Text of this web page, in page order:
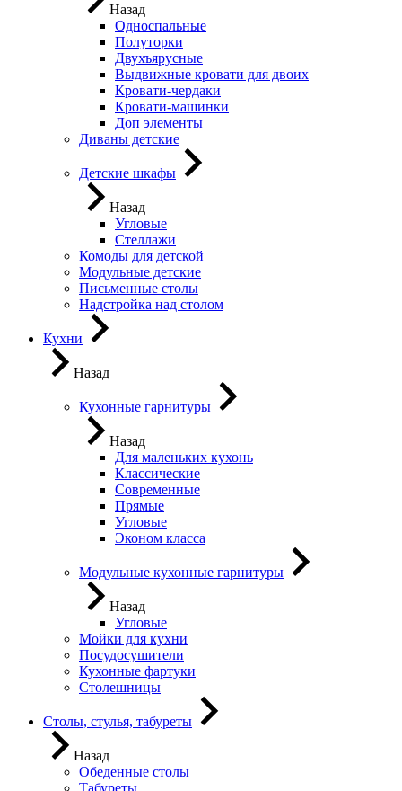
Назад
Односпальные
Полуторки
Двухъярусные
Выдвижные кровати для двоих
Кровати-чердаки
Кровати-машинки
Доп элементы
Диваны детские
Детские шкафы
Назад
Угловые
Стеллажи
Комоды для детской
Модульные детские
Письменные столы
Надстройка над столом
Кухни
Назад
Кухонные гарнитуры
Назад
Для маленьких кухонь
Классические
Современные
Прямые
Угловые
Эконом класса
Модульные кухонные гарнитуры
Назад
Угловые
Мойки для кухни
Посудосушители
Кухонные фартуки
Столешницы
Столы, стулья, табуреты
Назад
Обеденные столы
Табуреты